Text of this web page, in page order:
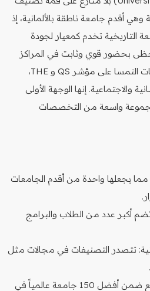
أقدم جامعة ناطقة بالألمانية، إذ
هذه الجامعة التاريخية تخدم كمعيار لجودة
بحضور قوي وثابت في المراكز
المتقدمة ضمن ترتيب جامعات النمسا على مؤشر QS و THE،
والاجتماعية. إنها الوجهة الأولى
واسعة من التخصصات
التأسيس: 1365 م، مما يجعلها واحدة من أقدم الجامعات
أكبر عدد من الطلاب والبرامج
تتصدر التصنيفات في مجالات مثل
مكانة عالمية: غالباً ما تقع ضمن أفضل 150 جامعة عالمياً في